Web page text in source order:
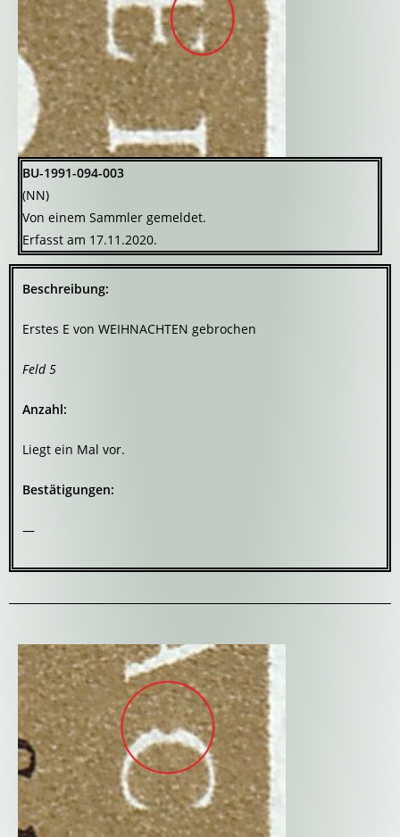
BU-1991-094-003
(NN)
Von einem Sammler gemeldet.
Erfasst am 17.11.2020.
Beschreibung:
Erstes E von WEIHNACHTEN gebrochen
Feld 5
Anzahl:
Liegt ein Mal vor.
Bestätigungen:
—